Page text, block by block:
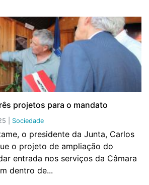
projetos para o mandato
| Sociedade
o presidente da Junta, Carlos
o projeto de ampliação do
entrada nos serviços da Câmara
dentro de...